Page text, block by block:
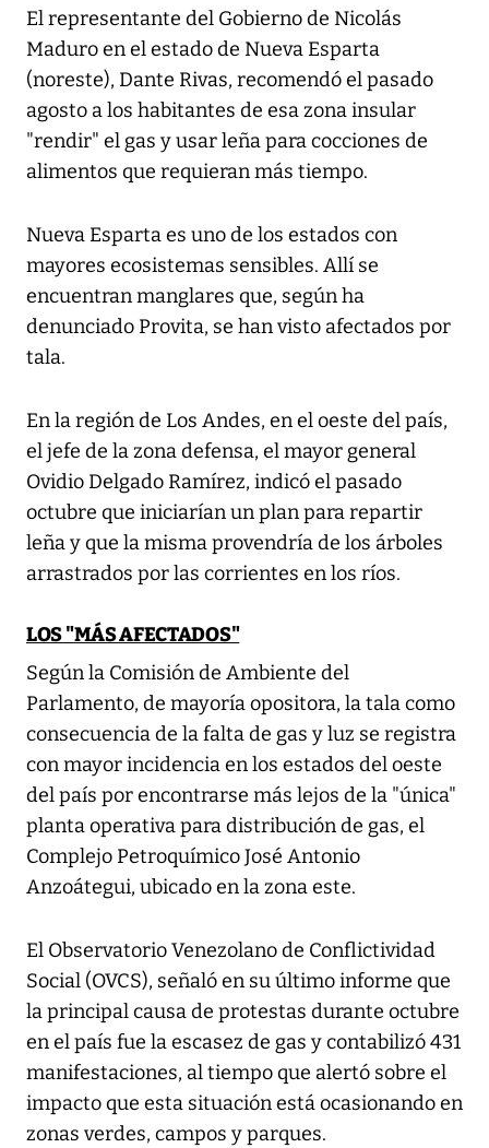
El representante del Gobierno de Nicolás
Maduro en el estado de Nueva Esparta
(noreste), Dante Rivas, recomendó el pasado
agosto a los habitantes de esa zona insular
"rendir" el gas y usar leña para cocciones de
alimentos que requieran más tiempo.
Nueva Esparta es uno de los estados con
mayores ecosistemas sensibles. Allí se
encuentran manglares que, según ha
denunciado Provita, se han visto afectados por
tala.
En la región de Los Andes, en el oeste del país,
el jefe de la zona defensa, el mayor general
Ovidio Delgado Ramírez, indicó el pasado
octubre que iniciarían un plan para repartir
leña y que la misma provendría de los árboles
arrastrados por las corrientes en los ríos.
LOS "MÁS AFECTADOS"
Según la Comisión de Ambiente del
Parlamento, de mayoría opositora, la tala como
consecuencia de la falta de gas y luz se registra
con mayor incidencia en los estados del oeste
del país por encontrarse más lejos de la "única"
planta operativa para distribución de gas, el
Complejo Petroquímico José Antonio
Anzoátegui, ubicado en la zona este.
El Observatorio Venezolano de Conflictividad
Social (OVCS), señaló en su último informe que
la principal causa de protestas durante octubre
en el país fue la escasez de gas y contabilizó 431
manifestaciones, al tiempo que alertó sobre el
impacto que esta situación está ocasionando en
zonas verdes, campos y parques.